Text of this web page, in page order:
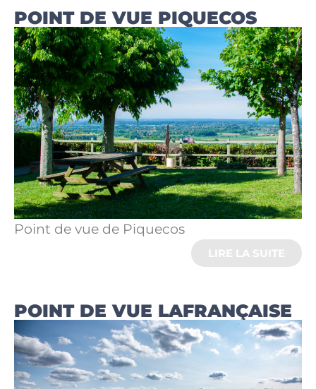
POINT DE VUE PIQUECOS
Point de vue de Piquecos
LIRE LA SUITE
POINT DE VUE LAFRANÇAISE